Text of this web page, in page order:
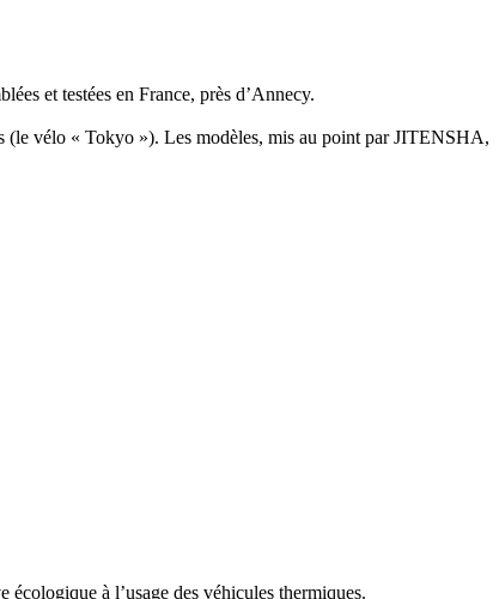
et testées en France, près d’Annecy.
(le vélo « Tokyo »). Les modèles, mis au point par JITENSHA,
à l’usage des véhicules thermiques.